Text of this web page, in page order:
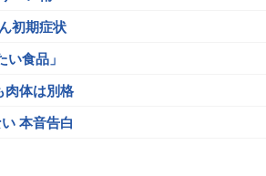
初期症状
食品」
肉体は別格
本音告白